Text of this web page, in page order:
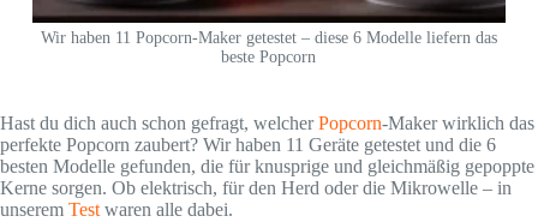
Wir haben 11 Popcorn-Maker getestet – diese 6 Modelle liefern das
beste Popcorn
Hast du dich auch schon gefragt, welcherPopcorn-Maker wirklich das
perfekte Popcorn zaubert? Wir haben 11 Geräte getestet und die 6
besten Modelle gefunden, die für knusprige und gleichmäßig gepoppte
Kerne sorgen. Ob elektrisch, für den Herd oder die Mikrowelle – in
unserem Test waren alle dabei.